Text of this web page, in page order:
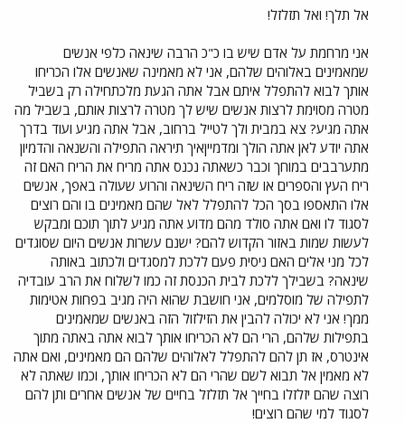
אל תלך! ואל תזלזל!
אני מרחמת על אדם שיש בו כ"כ הרבה שינאה כלפי אנשים
שמאמינים באלוהים שלהם, אני לא מאמינה שאנשים אלו הכריחו
אותך לבוא להתפלל איתם אבל אתה הגעת מלכתחילה רק בשביל
מטרה מסוימת לרצות אנשים שיש לך מטרה לרצות אותם, בשביל מה
אתה מגיע? צא במבית ולך לטייל ברחוב, אבל אתה מגיע ועוד בדרך
אתה יודע לאן אתה הולך ומדמייןאיך תיראה התפילה והשנאה והדמיון
מתערבבים במוחך וכבר כשאתה נכנס אתה מריח את הריח האם זה
ריח העץ והספרים או שזה ריח השינאה והרוע שעולה באפך, אנשים
אלו התאספו בסך הכל להתפלל לאל שהם מאמינים בו והם רוצים
לסגוד לו ואם אתה סולד מהם מדוע אתה מגיע לתוך תוכם ומבקש
לעשות שמות באזור הקדוש להם? ישנם עשרות אנשים היום שסוגדים
לכל מני אלים האם ניסית פעם ללכת למסגדים ולכתוב באותה
שינאה? בשבילך ללכת לבית הכנסת זה כמו לשלוח את הרב עובדיה
לתפילה של מוסלמים, אני חושבת שהוא היה מגיב בפחות אטימות
ממך! אני לא יכולה להבין את הזילזול הזה באנשים שמאמינים
בתפילות שלהם, הרי הם לא הכריחו אותך לבוא אתה באתה מתוך
אינטרס, אז תן להם להתפלל לאלוהים שלהם הם מאמינים, ואם אתה
לא מאמין אל תבוא לשם שהרי הם לא הכריחו אותך, וכמו שאתה לא
רוצה שהם יזלזלו בחייך אל תזלזל בחיים של אנשים אחרים ותן להם
לסגוד למי שהם רוצים!